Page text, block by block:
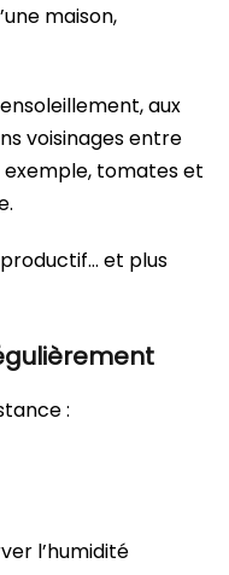
maison,
aux
voisinages entre
tomates et
et plus
:
l’humidité